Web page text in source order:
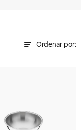
Ordenar por: